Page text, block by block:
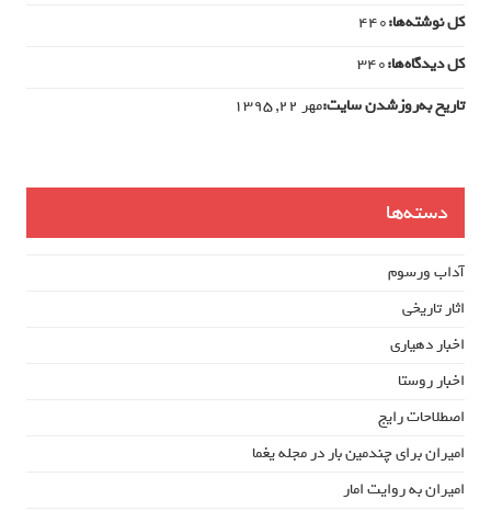
کل نوشته‌ها:440
کل دیدگاه‌ها:340
تاریخ به‌روزشدن سایت:مهر ۲۲, ۱۳۹۵
دسته‌ها
آداب ورسوم
اثار تاریخی
اخبار دهیاری
اخبار روستا
اصطلاحات رایج
امیران برای چندمین بار در مجله یغما
امیران به روایت امار